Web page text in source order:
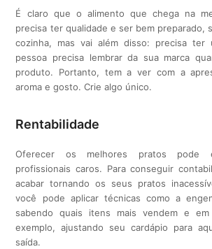
É claro que o alimento que chega na
precisa ter qualidade e ser bem preparado,
cozinha, mas vai além disso: precisa ter
pessoa precisa lembrar da sua marca
produto. Portanto, tem a ver com a
aroma e gosto. Crie algo único.
Rentabilidade
Oferecer os melhores pratos pode
profissionais caros. Para conseguir
acabar tornando os seus pratos
você pode aplicar técnicas como a
sabendo quais itens mais vendem e
exemplo, ajustando seu cardápio para
saída.